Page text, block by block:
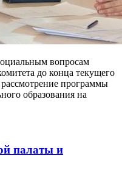
вопросам
до конца текущего
программы
образования на
палаты и